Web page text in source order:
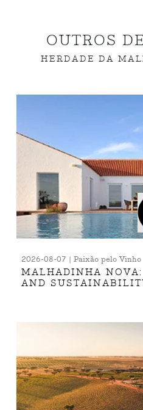
OUTROS
HERDADE DA
2026-08-07 | Paixão pelo Vinho
MALHADINHA
AND